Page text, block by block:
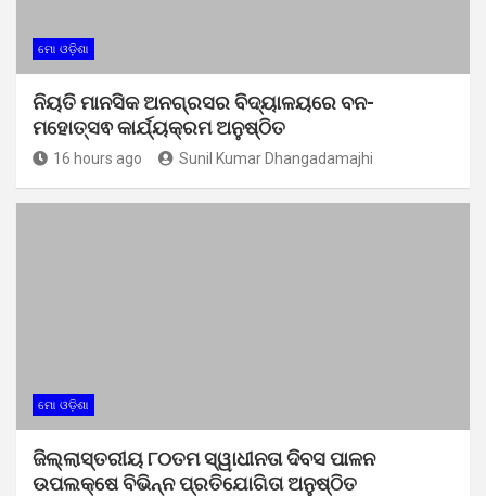
ମୋ ଓଡ଼ିଶା
ନିୟତି ମାନସିକ ଅନଗ୍ରସର ବିଦ୍ୟାଳୟରେ ବନ-
ମହୋତ୍ସଵ କାର୍ଯ୍ୟକ୍ରମ ଅନୁଷ୍ଠିତ
16 hours ago Sunil Kumar Dhangadamajhi
ମୋ ଓଡ଼ିଶା
ଜିଲ୍ଲାସ୍ତରୀୟ ୮୦ତମ ସ୍ୱାଧୀନତା ଦିବସ ପାଳନ
ଉପଲକ୍ଷେ ବିଭିନ୍ନ ପ୍ରତିଯୋଗିତା ଅନୁଷ୍ଠିତ